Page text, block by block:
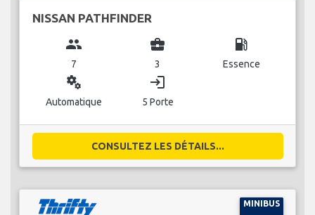
NISSAN PATHFINDER
group
7
business_center
3
local_gas_station
Essence
miscellaneous_services
Automatique
login
5 Porte
CONSULTEZ LES DÉTAILS...
MINIBUS